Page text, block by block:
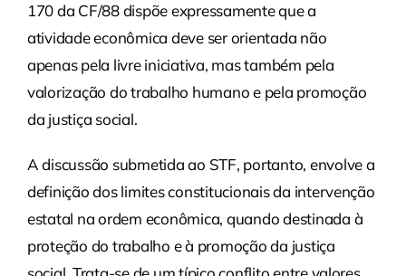
170 da CF/88 dispõe expressamente que a
atividade econômica deve ser orientada não
apenas pela livre iniciativa, mas também pela
valorização do trabalho humano e pela promoção
da justiça social.
A discussão submetida ao STF, portanto, envolve a
definição dos limites constitucionais da intervenção
estatal na ordem econômica, quando destinada à
proteção do trabalho e à promoção da justiça